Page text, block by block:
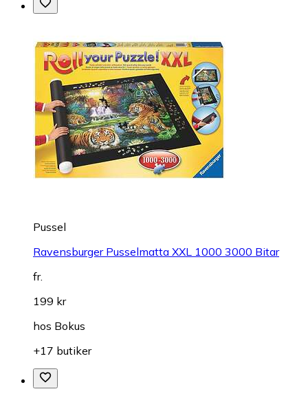
Pussel
Ravensburger Pusselmatta XXL 1000 3000 Bitar
fr.
199 kr
hos Bokus
+17 butiker